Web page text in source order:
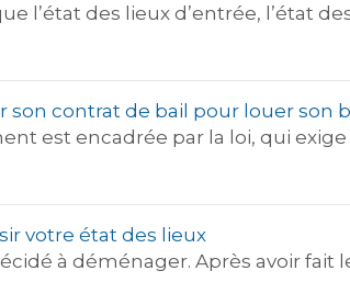
l’état des lieux d’entrée, l’état
contrat de bail pour louer son
est encadrée par la loi, qui
votre état des lieux
à déménager. Après avoir fait